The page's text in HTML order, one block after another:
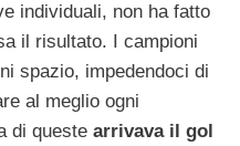
individuali, non ha fatto
il risultato. I campioni
spazio, impedendoci di
al meglio ogni
di queste arrivava il gol